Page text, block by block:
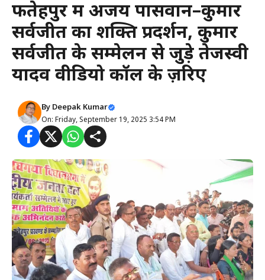
फतेहपुर में अजय पासवान–कुमार
सर्वजीत का शक्ति प्रदर्शन, कुमार
सर्वजीत के सम्मेलन से जुड़े तेजस्वी
यादव वीडियो कॉल के ज़रिए
By Deepak Kumar
On: Friday, September 19, 2025 3:54 PM